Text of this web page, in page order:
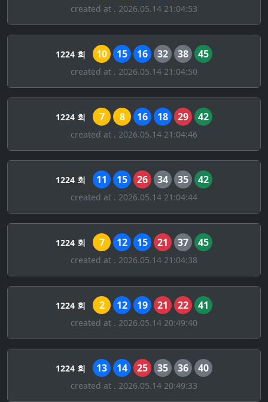
created at . 2026.05.14 21:04:53
1224 회 10 15 16 32 38 45
created at . 2026.05.14 21:04:50
1224 회 7 8 16 18 29 42
created at . 2026.05.14 21:04:46
1224 회 11 15 26 34 35 42
created at . 2026.05.14 21:04:44
1224 회 7 12 15 21 37 45
created at . 2026.05.14 21:04:38
1224 회 2 12 19 21 22 41
created at . 2026.05.14 20:49:40
1224 회 13 14 25 35 36 40
created at . 2026.05.14 20:49:33